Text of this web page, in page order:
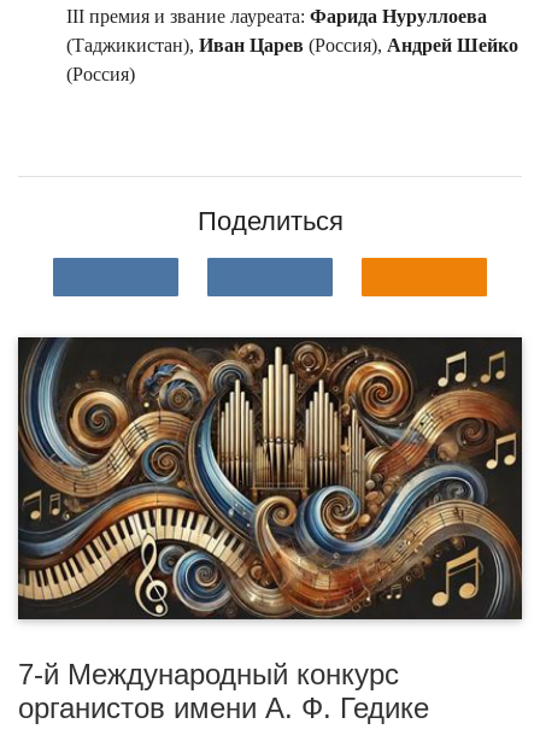
III премия и звание лауреата: Фарида Нуруллоева
(Таджикистан), Иван Царев (Россия), Андрей Шейко
(Россия)
Поделиться
7-й Международный конкурс
органистов имени А. Ф. Гедике